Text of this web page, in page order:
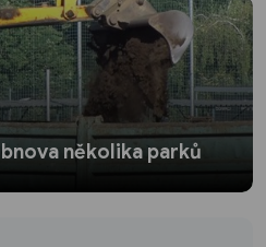
několika parků